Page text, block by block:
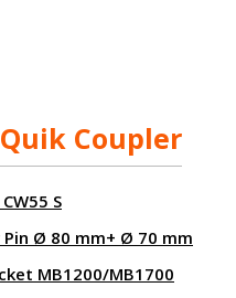
Coupler
S
Ø 80 mm+ Ø 70 mm
MB1200/MB1700